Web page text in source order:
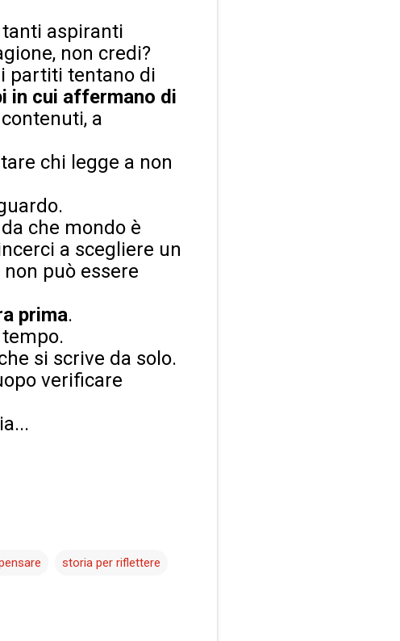
aspiranti
non credi?
partiti tentano di
in cui affermano di
a
chi legge a non
che mondo è
a scegliere un
può essere
prima.
si scrive da solo.
verificare
storia per riflettere